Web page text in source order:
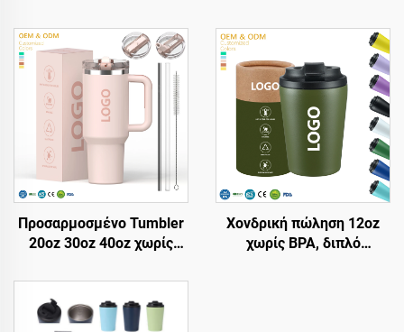
Προσαρμοσμένο Tumbler
20oz 30oz 40oz χωρίς
μονωμένο από
ανοξείδωτο χάλυβα,
ποτήρι Tumbler με
Χονδρική πώληση 12oz
χωρίς BPA, διπλό